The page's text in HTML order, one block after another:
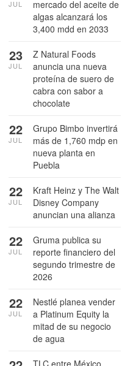
mercado del aceite de
algas alcanzará los
3,400 mdd en 2033
JUL
Z Natural Foods
anuncia una nueva
proteína de suero de
cabra con sabor a
chocolate
23
JUL
Grupo Bimbo invertirá
más de 1,760 mdp en
nueva planta en
Puebla
22
JUL
Kraft Heinz y The Walt
Disney Company
anuncian una alianza
22
JUL
Gruma publica su
reporte financiero del
segundo trimestre de
2026
22
JUL
Nestlé planea vender
a Platinum Equity la
mitad de su negocio
de agua
22
JUL